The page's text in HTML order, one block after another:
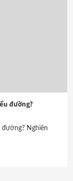
đường?
Nghiên